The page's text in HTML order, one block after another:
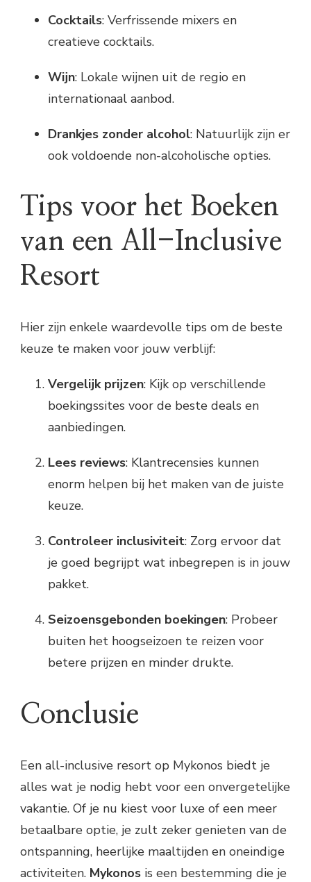
Cocktails: Verfrissende mixers en
creatieve cocktails.
Wijn: Lokale wijnen uit de regio en
internationaal aanbod.
Drankjes zonder alcohol: Natuurlijk zijn er
ook voldoende non-alcoholische opties.
Tips voor het Boeken
van een All-Inclusive
Resort
Hier zijn enkele waardevolle tips om de beste
keuze te maken voor jouw verblijf:
Vergelijk prijzen: Kijk op verschillende
boekingssites voor de beste deals en
aanbiedingen.
Lees reviews: Klantrecensies kunnen
enorm helpen bij het maken van de juiste
keuze.
Controleer inclusiviteit: Zorg ervoor dat
je goed begrijpt wat inbegrepen is in jouw
pakket.
Seizoensgebonden boekingen: Probeer
buiten het hoogseizoen te reizen voor
betere prijzen en minder drukte.
Conclusie
Een all-inclusive resort op Mykonos biedt je
alles wat je nodig hebt voor een onvergetelijke
vakantie. Of je nu kiest voor luxe of een meer
betaalbare optie, je zult zeker genieten van de
ontspanning, heerlijke maaltijden en oneindige
activiteiten. Mykonos is een bestemming die je